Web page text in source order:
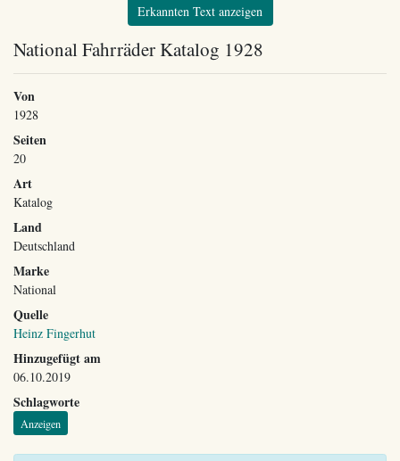
Erkannten Text anzeigen
National Fahrräder Katalog 1928
Von
1928
Seiten
20
Art
Katalog
Land
Deutschland
Marke
National
Quelle
Heinz Fingerhut
Hinzugefügt am
06.10.2019
Schlagworte
Anzeigen